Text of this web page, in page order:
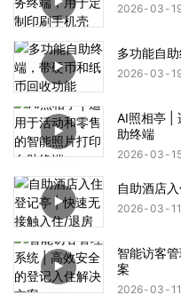
2026 03
多功能自
2026 03
AI照相亭 |
助终端
2026 03
自助酒店
2026 03 11
智能访客
案
2026 03 11